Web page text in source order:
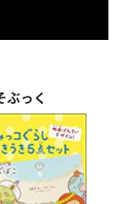
ぶっく